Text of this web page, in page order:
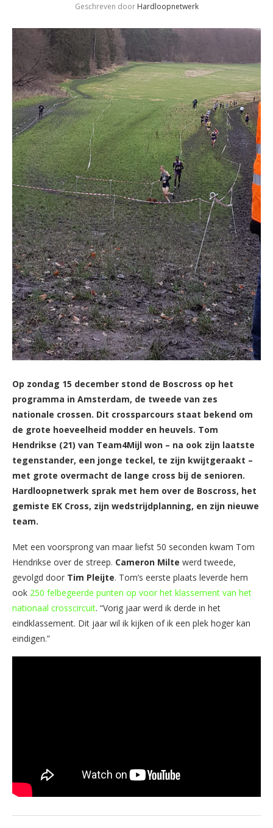
Geschreven door Hardloopnetwerk
Op zondag 15 december stond de Boscross op het
programma in Amsterdam, de tweede van zes
nationale crossen. Dit crossparcours staat bekend om
de grote hoeveelheid modder en heuvels. Tom
Hendrikse (21) van Team4Mijl won – na ook zijn laatste
tegenstander, een jonge teckel, te zijn kwijtgeraakt –
met grote overmacht de lange cross bij de senioren.
Hardloopnetwerk sprak met hem over de Boscross, het
gemiste EK Cross, zijn wedstrijdplanning, en zijn nieuwe
team.
Met een voorsprong van maar liefst 50 seconden kwam Tom
Hendrikse over de streep. Cameron Milte werd tweede,
gevolgd door Tim Pleijte. Tom’s eerste plaats leverde hem
ook 250 felbegeerde punten op voor het klassement van het
nationaal crosscircuit. “Vorig jaar werd ik derde in het
eindklassement. Dit jaar wil ik kijken of ik een plek hoger kan
eindigen.”